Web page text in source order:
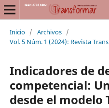
Inicio / Archivos /
Vol. 5 Núm. 1 (2024): Revista
Indicadores de
competencial:
desde el modelo